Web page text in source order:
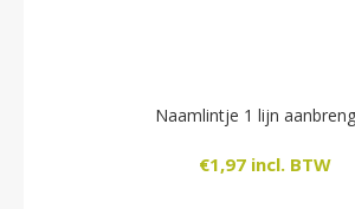
Naamlintje 1 lijn
€1,97 incl. BTW